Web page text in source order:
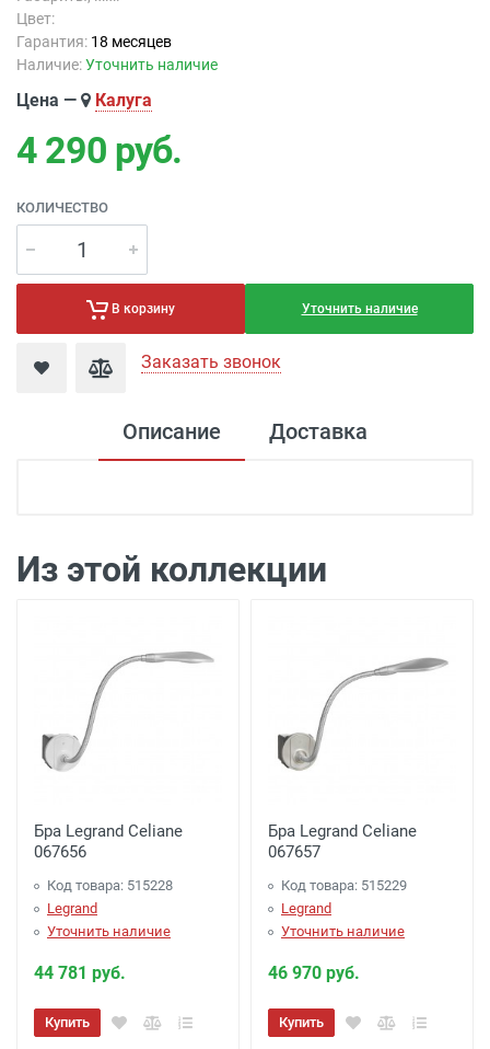
Цвет:
Гарантия: 18 месяцев
Наличие:Уточнить наличие
Цена — Калуга
4 290 руб.
КОЛИЧЕСТВО
В корзину Уточнить наличие
Заказать звонок
Описание Доставка
подъезда)
Доставка г. Калуга 100 рублей (самовывоз
Из этой коллекции
Бра Legrand Celiane
067656
Код товара: 515228
Legrand
Уточнить наличие
44 781 руб.
Купить
Бра Legrand Celiane
067657
Код товара: 515229
Legrand
Уточнить наличие
46 970 руб.
Купить